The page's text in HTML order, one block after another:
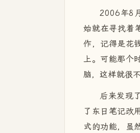
2006年8
始就在寻找着
作，记得是花
上。可能那个
脑，这样就很不
后来发现
了东日笔记改
式的功能，虽